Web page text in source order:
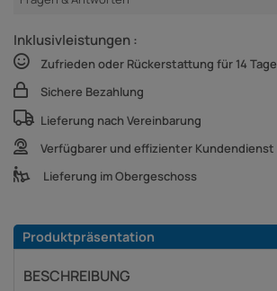
Inklusivleistungen :
Zufrieden oder Rückerstattung für 14 Tage
Sichere Bezahlung
Lieferung nach Vereinbarung
Verfügbarer und effizienter Kundendienst
Lieferung im Obergeschoss
Produktpräsentation
BESCHREIBUNG